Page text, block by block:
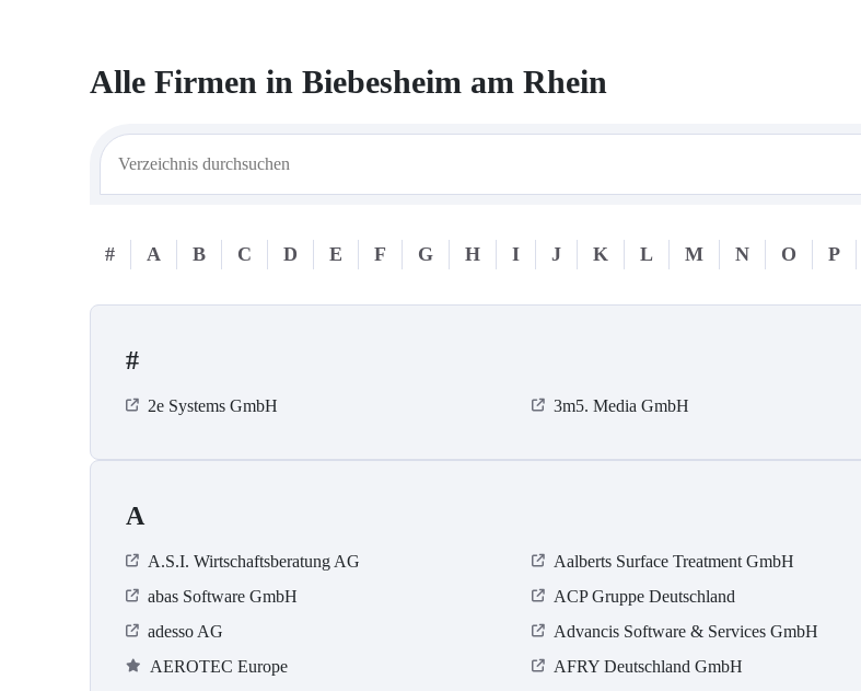
Alle Firmen in Biebesheim am Rhein
# A B C D E F G H I J K L M N O P
#
2e Systems GmbH 3m5. Media GmbH
A
A.S.I. Wirtschaftsberatung AG Aalberts Surface Treatment GmbH
abas Software GmbH
ACP Gruppe Deutschland
adesso AG
Advancis Software & Services GmbH
AEROTEC Europe
AFRY Deutschland GmbH